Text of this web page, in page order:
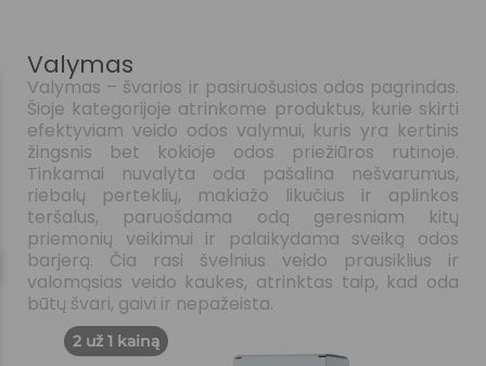
Valymas
Valymas – švarios ir pasiruošusios odos pagrindas.
Šioje kategorijoje atrinkome produktus, kurie skirti
efektyviam veido odos valymui, kuris yra kertinis
žingsnis bet kokioje odos priežiūros rutinoje.
Tinkamai nuvalyta oda pašalina nešvarumus,
riebalų perteklių, makiažo likučius ir aplinkos
teršalus, paruošdama odą geresniam kitų
priemonių veikimui ir palaikydama sveiką odos
barjerą. Čia rasi švelnius veido prausiklius ir
valomąsias veido kaukes, atrinktas taip, kad oda
būtų švari, gaivi ir nepažeista.
2 už 1 kainą